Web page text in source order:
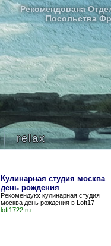
Рекомендована
Посольства
relax
Кулинарная студия москва
день рождения
Рекомендую: кулинарная студия
москва день рожденияв Loft17
loft1722.ru